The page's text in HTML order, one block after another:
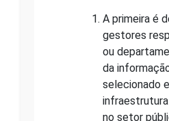
A primeira é
gestores
ou
da
selecionado
no setor